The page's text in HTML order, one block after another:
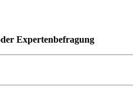
Expertenbefragung